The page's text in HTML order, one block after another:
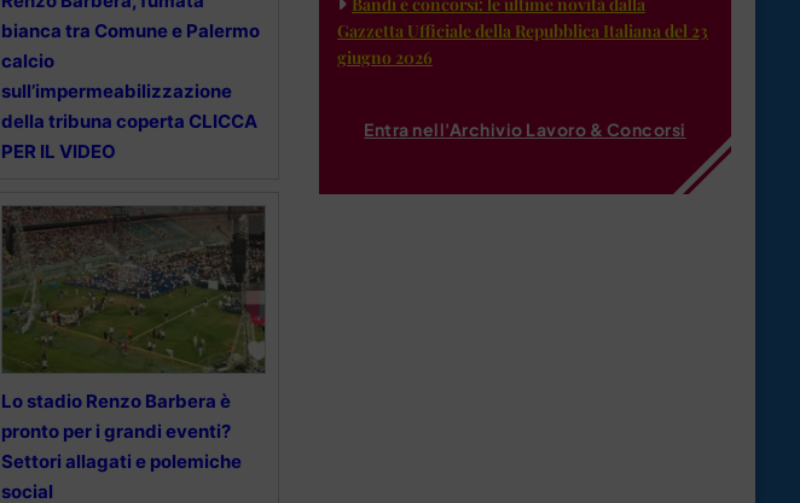
bianca tra Comune e Palermo
calcio
sull’impermeabilizzazione
della tribuna coperta CLICCA
PER IL VIDEO
Lo stadio Renzo Barbera è
pronto per i grandi eventi?
Settori allagati e polemiche
social
Bandi e concorsi: le ultime novità dalla
Gazzetta Ufficiale della Repubblica Italiana del 23
giugno 2026
Entra nell'Archivio Lavoro & Concorsi